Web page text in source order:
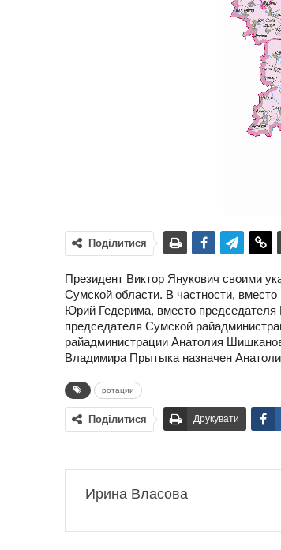
Поділитися
Президент Виктор Янукович своими
Сумской области. В частности,
Юрий Гедерима, вместо председателя
председателя Сумской
райадминистрации Анатолия
Владимира Прытыка назначен
ротации
Поділитися Друкувати
Ирина Власова